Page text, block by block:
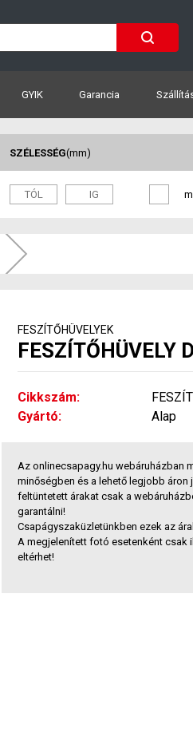
GYIK Garancia
SZÉLESSÉG(mm)
FESZÍTŐHÜVELYEK
FESZÍTŐHÜVELY
Cikkszám:
Gyártó:
Alap
Az onlinecsapagy.hu webáruházban
minőségben és a lehető legjobb
feltüntetett árakat csak a
garantálni!
Csapágyszaküzletünkben ezek az
A megjelenített fotó esetenként csak
eltérhet!